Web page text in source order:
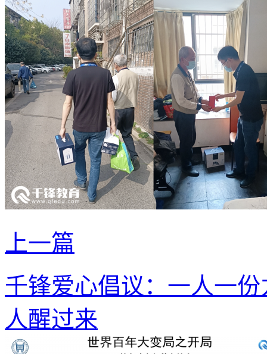
上一篇
千锋爱心倡议：一人一
人醒过来